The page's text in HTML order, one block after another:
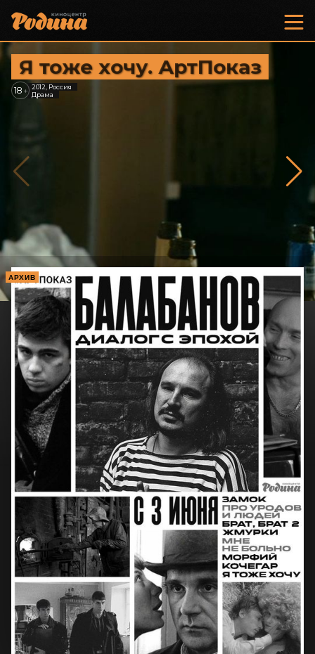
Я тоже хочу. АртПоказ
18 + 2012, Россия
Драма
АРХИВ